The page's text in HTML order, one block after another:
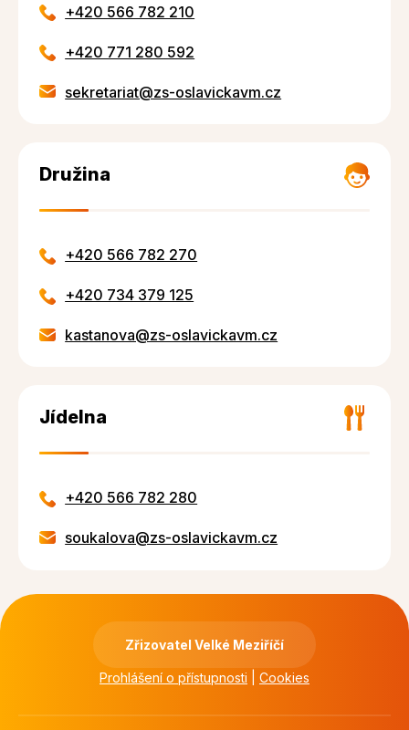
+420 566 782 210
+420 771 280 592
sekretariat@zs-oslavickavm.cz
Družina
+420 566 782 270
+420 734 379 125
kastanova@zs-oslavickavm.cz
Jídelna
+420 566 782 280
soukalova@zs-oslavickavm.cz
Zřizovatel Velké Meziříčí
Prohlášení o přístupnosti Cookies